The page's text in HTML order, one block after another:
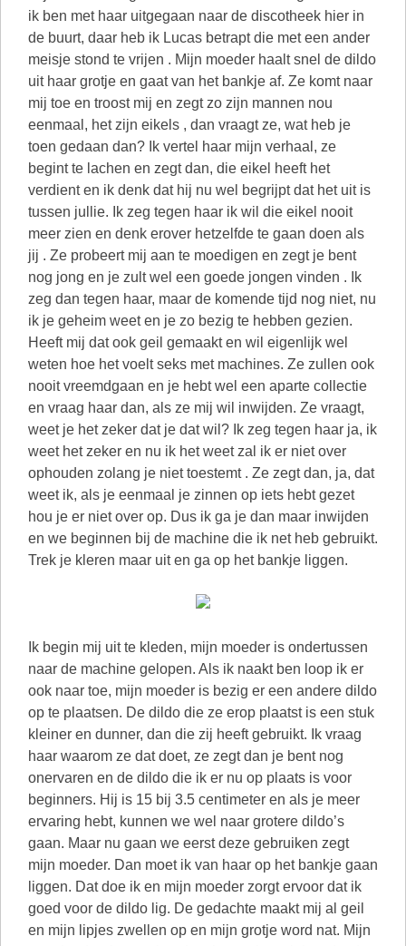
ik ben met haar uitgegaan naar de discotheek hier in
de buurt, daar heb ik Lucas betrapt die met een ander
meisje stond te vrijen . Mijn moeder haalt snel de dildo
uit haar grotje en gaat van het bankje af. Ze komt naar
mij toe en troost mij en zegt zo zijn mannen nou
eenmaal, het zijn eikels , dan vraagt ze, wat heb je
toen gedaan dan? Ik vertel haar mijn verhaal, ze
begint te lachen en zegt dan, die eikel heeft het
verdient en ik denk dat hij nu wel begrijpt dat het uit is
tussen jullie. Ik zeg tegen haar ik wil die eikel nooit
meer zien en denk erover hetzelfde te gaan doen als
jij . Ze probeert mij aan te moedigen en zegt je bent
nog jong en je zult wel een goede jongen vinden . Ik
zeg dan tegen haar, maar de komende tijd nog niet, nu
ik je geheim weet en je zo bezig te hebben gezien.
Heeft mij dat ook geil gemaakt en wil eigenlijk wel
weten hoe het voelt seks met machines. Ze zullen ook
nooit vreemdgaan en je hebt wel een aparte collectie
en vraag haar dan, als ze mij wil inwijden. Ze vraagt,
weet je het zeker dat je dat wil? Ik zeg tegen haar ja, ik
weet het zeker en nu ik het weet zal ik er niet over
ophouden zolang je niet toestemt . Ze zegt dan, ja, dat
weet ik, als je eenmaal je zinnen op iets hebt gezet
hou je er niet over op. Dus ik ga je dan maar inwijden
en we beginnen bij de machine die ik net heb gebruikt.
Trek je kleren maar uit en ga op het bankje liggen.
Ik begin mij uit te kleden, mijn moeder is ondertussen
naar de machine gelopen. Als ik naakt ben loop ik er
ook naar toe, mijn moeder is bezig er een andere dildo
op te plaatsen. De dildo die ze erop plaatst is een stuk
kleiner en dunner, dan die zij heeft gebruikt. Ik vraag
haar waarom ze dat doet, ze zegt dan je bent nog
onervaren en de dildo die ik er nu op plaats is voor
beginners. Hij is 15 bij 3.5 centimeter en als je meer
ervaring hebt, kunnen we wel naar grotere dildo’s
gaan. Maar nu gaan we eerst deze gebruiken zegt
mijn moeder. Dan moet ik van haar op het bankje gaan
liggen. Dat doe ik en mijn moeder zorgt ervoor dat ik
goed voor de dildo lig. De gedachte maakt mij al geil
en mijn lipjes zwellen op en mijn grotje word nat. Mijn